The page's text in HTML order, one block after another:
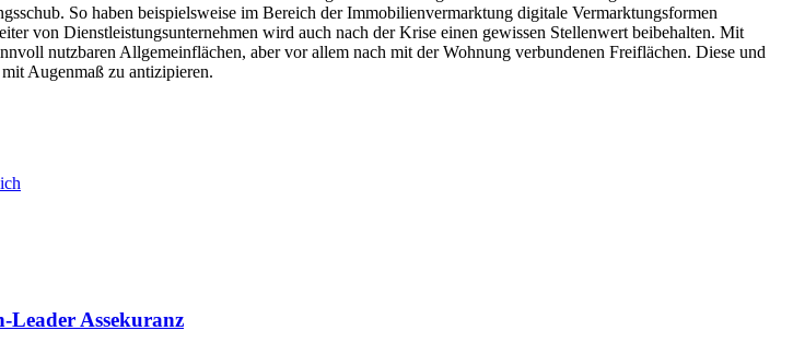
So haben beispielsweise im Bereich der Immobilienvermarktung digitale Vermarktungsformen
von Dienstleistungsunternehmen wird auch nach der Krise einen gewissen Stellenwert beibehalten. Mit
nutzbaren Allgemeinflächen, aber vor allem nach mit der Wohnung verbundenen Freiflächen. Diese und
Augenmaß zu antizipieren.
Leader Assekuranz